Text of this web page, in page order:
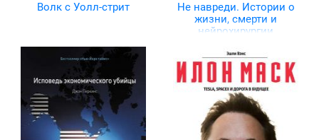
Волк с Уолл-стрит
Не навреди. Истории о
жизни, смерти и
нейрохирургии